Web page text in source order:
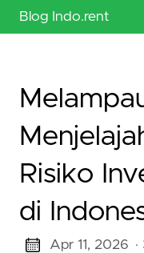
Blog Indo.rent
Risiko
di
Apr 11, 2026